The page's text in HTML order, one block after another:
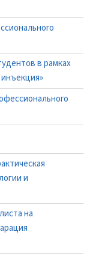
в рамках
и
на